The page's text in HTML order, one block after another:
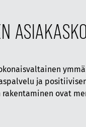
ja
rakentaminen ovat